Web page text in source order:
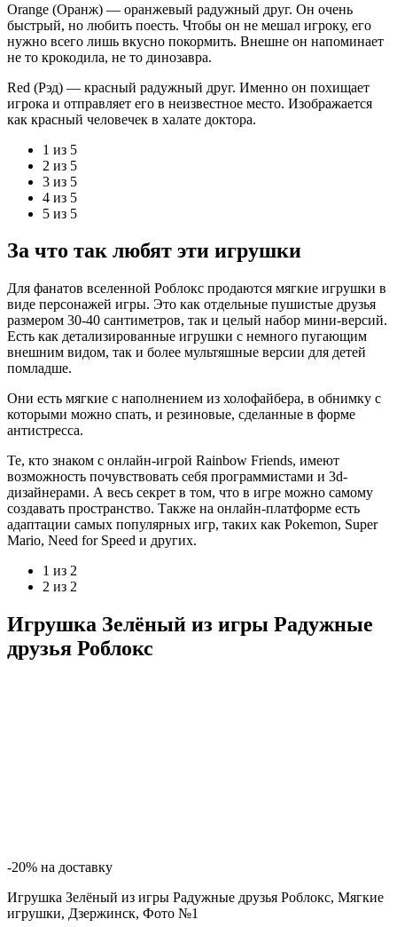
Orange (Оранж) — оранжевый радужный друг. Он очень
быстрый, но любить поесть. Чтобы он не мешал игроку, его
нужно всего лишь вкусно покормить. Внешне он напоминает
не то крокодила, не то динозавра.
Red (Рэд) — красный радужный друг. Именно он похищает
игрока и отправляет его в неизвестное место. Изображается
как красный человечек в халате доктора.
1 из 5
2 из 5
3 из 5
4 из 5
5 из 5
За что так любят эти игрушки
Для фанатов вселенной Роблокс продаются мягкие игрушки в
виде персонажей игры. Это как отдельные пушистые друзья
размером 30-40 сантиметров, так и целый набор мини-версий.
Есть как детализированные игрушки с немного пугающим
внешним видом, так и более мультяшные версии для детей
помладше.
Они есть мягкие с наполнением из холофайбера, в обнимку с
которыми можно спать, и резиновые, сделанные в форме
антистресса.
Те, кто знаком с онлайн-игрой Rainbow Friends, имеют
возможность почувствовать себя программистами и 3d-
дизайнерами. А весь секрет в том, что в игре можно самому
создавать пространство. Также на онлайн-платформе есть
адаптации самых популярных игр, таких как Pokemon, Super
Mario, Need for Speed и других.
1 из 2
2 из 2
Игрушка Зелёный из игры Радужные
друзья Роблокс
-20% на доставку
Игрушка Зелёный из игры Радужные друзья Роблокс, Мягкие
игрушки, Дзержинск, Фото №1